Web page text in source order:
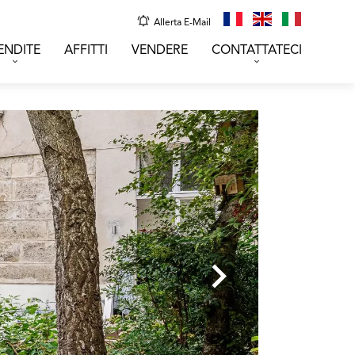
Allerta E-Mail
AFFITTI VENDERE CONTATTATECI